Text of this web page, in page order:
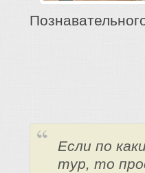
Если по
тур, то